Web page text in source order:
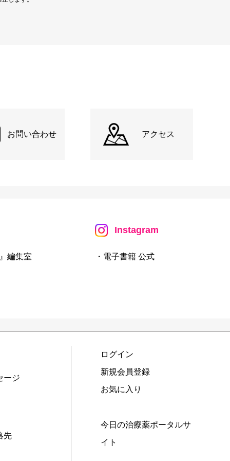
お問い合わせ アクセス
編集室
Instagram
・電子書籍 公式
ージ
先
ログイン
新規会員登録
お気に入り
今日の治療薬ポータルサ
イト